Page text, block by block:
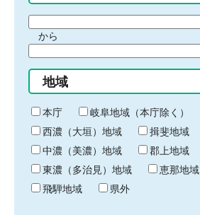
間
始
り
から
間
終
わ
り
地域
本庁
岐阜地域（本庁除く）
西濃（大垣）地域
揖斐地域
中濃（美濃）地域
郡上地域
東濃（多治見）地域
恵那地域
飛騨地域
県外